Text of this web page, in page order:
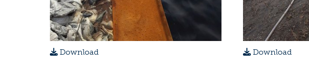
Download Download